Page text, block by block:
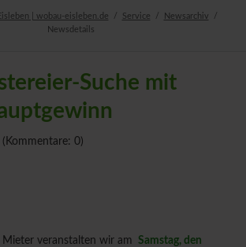
| wobau-eisleben.de Service
Newsarchiv
Newsdetails
Suche mit
(Kommentare: 0)
veranstalten wir am Samstag, den